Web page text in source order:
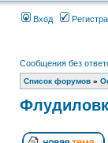
Вход
Сообщения без
Список форумов »